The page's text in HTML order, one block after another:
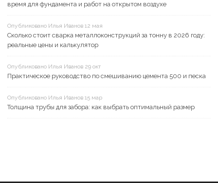
время для фундамента и работ на открытом воздухе
Опубликовано Илья Иванов 12 мая
Сколько стоит сварка металлоконструкций за тонну в 2026 году:
реальные цены и калькулятор
Опубликовано Илья Иванов 29 окт
Практическое руководство по смешиванию цемента 500 и песка
Опубликовано Илья Иванов 15 мар
Толщина трубы для забора: как выбрать оптимальный размер